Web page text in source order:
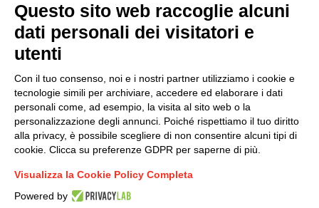
LINKEDIN YOUTUBE
Modello organizzativo, gestione e controllo – D. lgs.
231/2001
Condizioni generali di vendita DKC Power Solutions
Condizioni generali di acquisto
Codice etico
Questo sito web raccoglie alcuni
dati personali dei visitatori e
utenti
Con il tuo consenso, noi e i nostri partner utilizziamo i cookie e
tecnologie simili per archiviare, accedere ed elaborare i dati
personali come, ad esempio, la visita al sito web o la
personalizzazione degli annunci. Poiché rispettiamo il tuo diritto
alla privacy, è possibile scegliere di non consentire alcuni tipi di
cookie. Clicca su preferenze GDPR per saperne di più.
Visualizza la Cookie Policy Completa
Powered by